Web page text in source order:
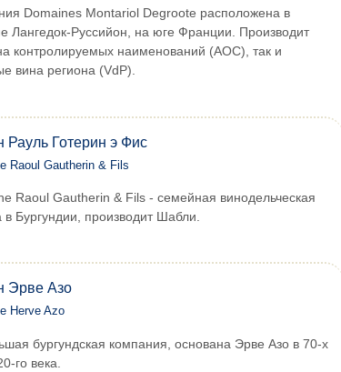
Domaines Montariol Degroote расположена в
Лангедок-Руссийон, на юге Франции. Производит
контролируемых наименований (AOC), так и
вина региона (VdP).
Рауль Готерин э Фис
Raoul Gautherin & Fils
Raoul Gautherin & Fils - семейная винодельческая
Бургундии, производит Шабли.
Эрве Азо
Herve Azo
бургундская компания, основана Эрве Азо в 70-х
го века.